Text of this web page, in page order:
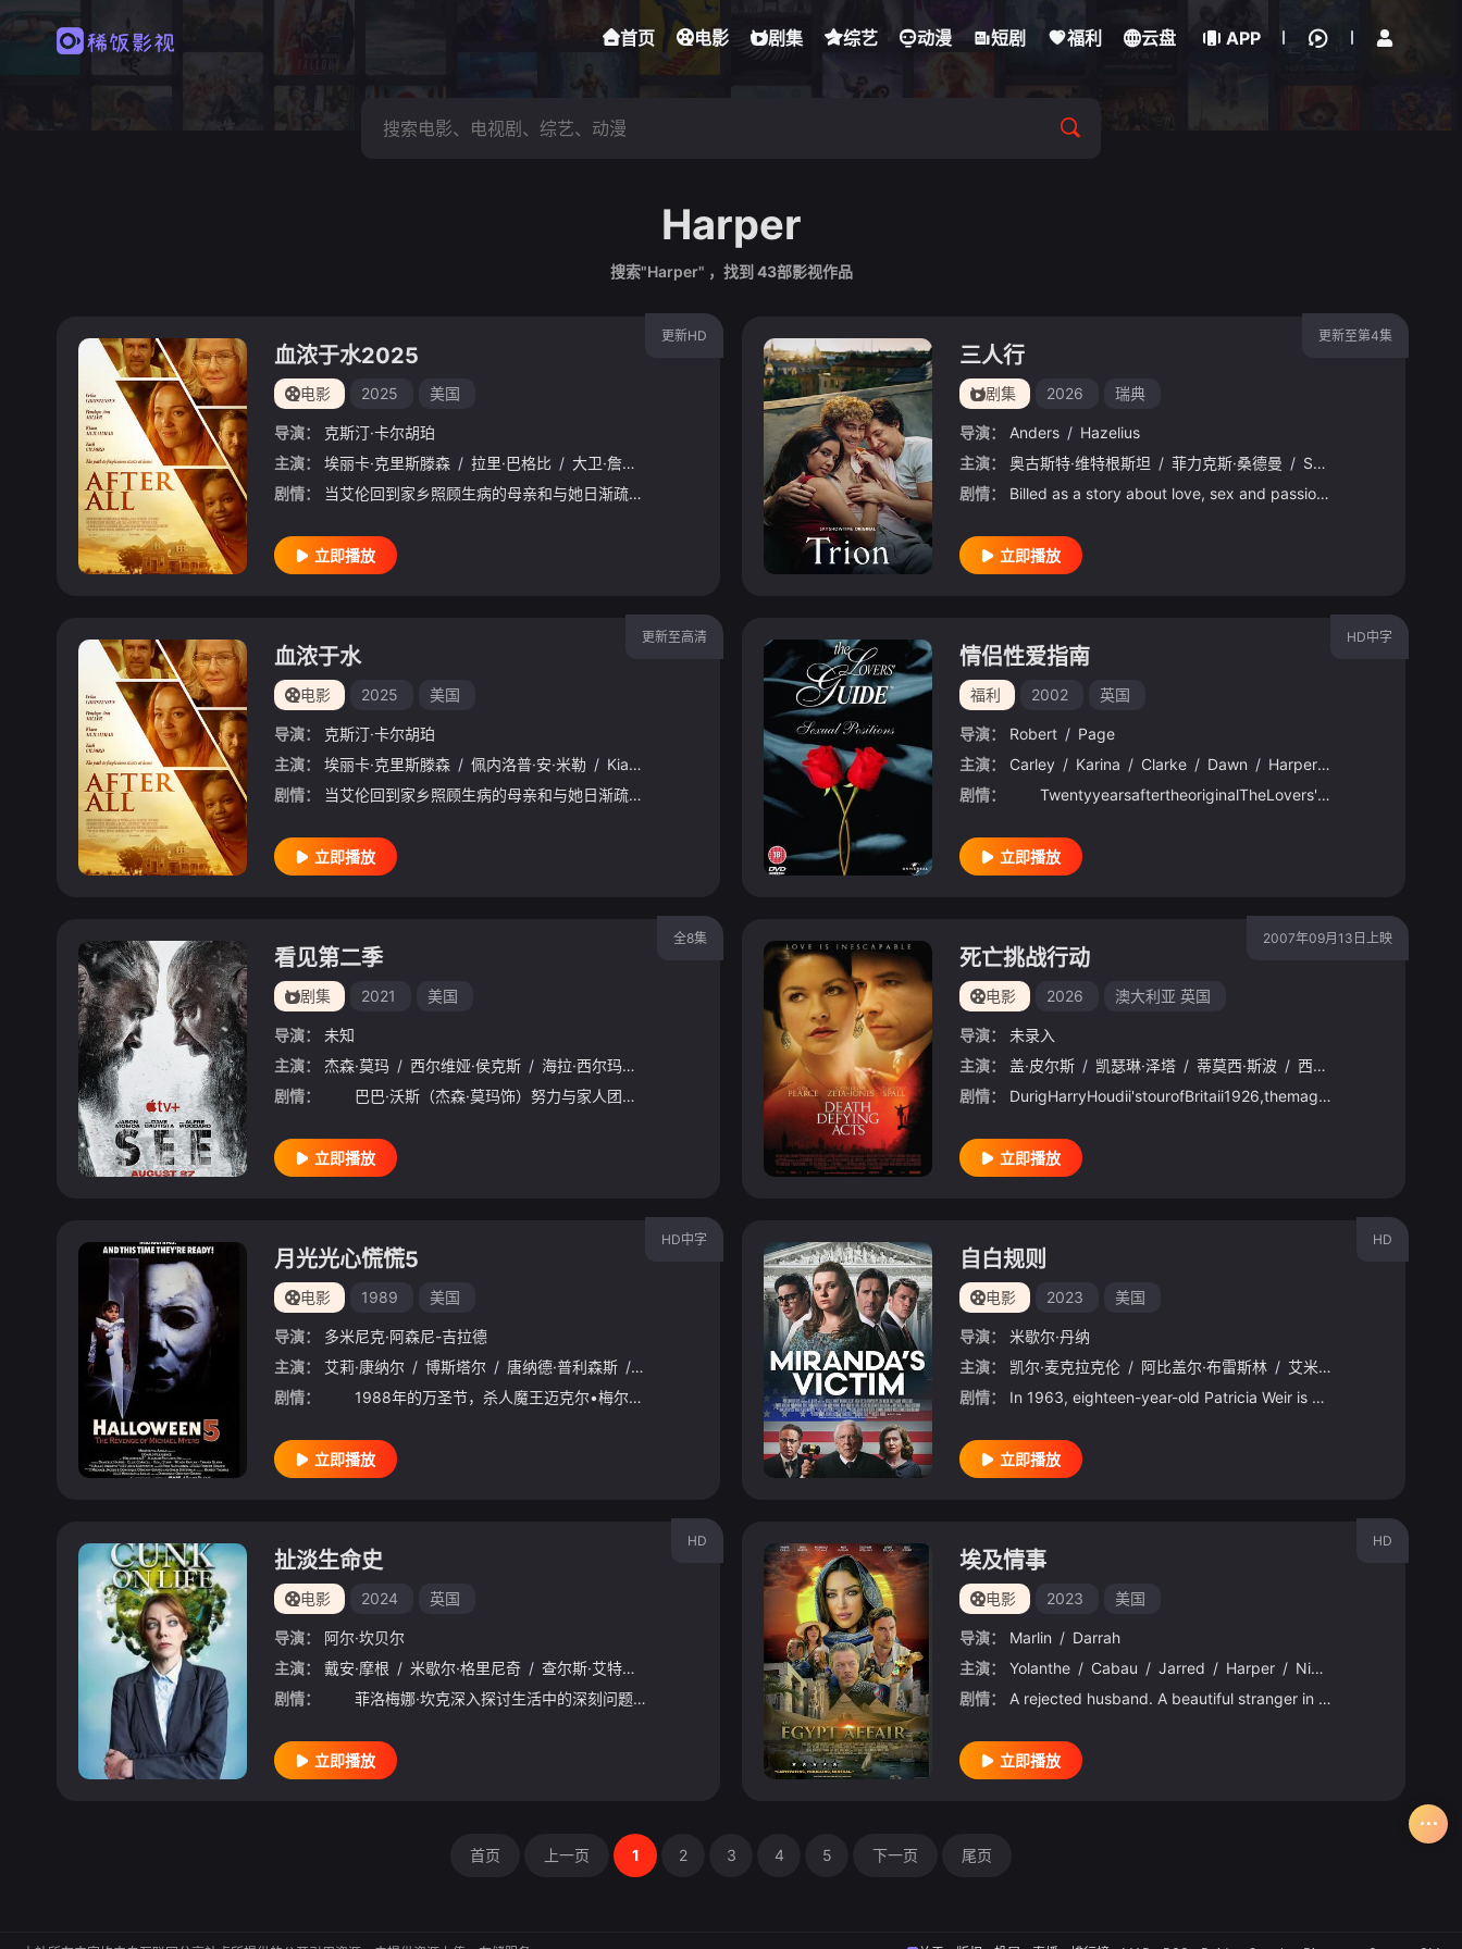
首页 电影 剧集 综艺 动漫 短剧 福利 云盘 APP
Harper
搜索"Harper" ，找到 43部影视作品
更新HD
血浓于水2025
电影 2025 美国
导演：
克斯汀·卡尔胡珀
主演：
埃丽卡·克里斯滕森 / 拉里·巴格比 / 大卫·詹姆斯·艾略特 谢拉·麦克康米克 / 安东尼·德尔·尼格罗 / 奥斯汀·麦肯齐 / 佩内洛普·安·米勒 / 扎克·吉尔福德
剧情：
当艾伦回到家乡照顾生病的母亲和与她日渐疏远的青春期女儿时，三代女性努力重建她们之间的亲密关系并与彼此和解。
立即播放
更新至第4集
三人行
剧集 2026 瑞典
导演： Anders / Hazelius
主演：
奥古斯特·维特根斯坦 / 菲力克斯·桑德曼 / Seth
剧情：
Billed as a story about love, sex and passion – a reflection of the meaning of life and the relentless passage of time, The Trio follows middle-aged Hugo. When he is approached by the daughter of both of his childhood loves, he is thrown back in time to a
立即播放
更新至高清
血浓于水
电影 2025 美国
导演：
克斯汀·卡尔胡珀
主演：
埃丽卡·克里斯滕森 / 佩内洛普·安·米勒 / Kiara 扎克·吉尔福德 / 大卫·詹姆斯·艾略特 / 谢拉·麦克康米克 / 迈克·奥麦利 / 詹妮弗·格里芬
剧情：
当艾伦回到家乡照顾生病的母亲和与她日渐疏远的青春期女儿时，三代女性努力重建她们之间的亲密关系并与彼此和解。
立即播放
HD中字
情侣性爱指南
福利 2002 英国
导演： Robert / Page
主演：
Carley / Karina / Clarke / Dawn / Harper /
剧情：
TwentyyearsaftertheoriginalTheLovers'GuideexplodedintothelivesoftheUKpublic,theground-breakingguid
立即播放
全8集
看见第二季
剧集 2021 美国
导演：
未知
主演：
杰森·莫玛 / 西尔维娅·侯克斯 / 海拉·西尔玛 / 阿奇·马德基 / 内斯塔·库珀 / 伊登·爱普斯坦 / 郑启蕙 / Olivia / Cheng / 李勋
剧情：
巴巴·沃斯（杰森·莫玛饰）努力与家人团聚。他疏远的兄弟伊多（戴夫·巴蒂斯塔饰）抓住了巴巴的女儿哈尼瓦，并发誓要报复他的兄弟。与此同时，巴耶王国和特里凡提亚共和国之间的战争威胁迫在眉睫，这将巴巴和他
立即播放
2007年09月13日上映
死亡挑战行动
电影 2026 澳大利亚 英国
导演：
未录入
主演：
盖·皮尔斯 / 凯瑟琳·泽塔 / 蒂莫西·斯波 / 西尔莎·罗南
剧情：
DurigHarryHoudii'stourofBritaii1926,themagiciaetersitoapassioateaffairwithaScottishwoma.本片根据哈里·胡迪尼的故事改编而成。胡迪尼是一位享誉国际的脱逃艺术家，能不可思议地从绳索、脚镣及手铐中脱困，同时他也是以魔术方法戳穿所谓“通灵术”的反伪科学先驱。影片主要讲述了1926年他在英国期间的生活。盖·皮尔斯饰演的胡迪尼，爱上了凯瑟琳·泽塔-琼斯所饰演的苏格兰女人，后者与女儿一起见证了胡迪尼母亲去世对其所造成的多年
立即播放
HD中字
月光光心慌慌5
电影 1989 美国
导演：
多米尼克·阿森尼-吉拉德
主演：
艾莉·康纳尔 / 博斯塔尔 / 唐纳德·普利森斯 / 丹妮尔·哈丽丝 Harper / Roisman / Karen Alston / Betty / Carvalho / Max / Robinson / Wendy
剧情：
1988年的万圣节，杀人魔王迈克尔•梅尔被警察射伤，几经周折，他逃到一条河边，并得到一位好心人的救治。一年时光转瞬即逝，伤愈的迈克尔如同僵死复苏的毒蛇一般杀掉救命恩人，并决定再次前往哈登菲尔德，向
立即播放
HD
自白规则
电影 2023 美国
导演：
米歇尔·丹纳
主演：
凯尔·麦克拉克伦 / 阿比盖尔·布雷斯林 / 艾米丽·万凯普
剧情：
In 1963, eighteen-year-old Patricia Weir is kidnapped and brutally raped. Committed to putting her a
立即播放
HD
扯淡生命史
电影 2024 英国
导演：
阿尔·坎贝尔
主演：
戴安·摩根 / 米歇尔·格里尼奇 / 查尔斯·艾特肯 / Ruth / Adams / 吉姆·艾尔-哈利利 / Rory / Bray / Stephen / Case / Ruth
剧情：
菲洛梅娜·坎克深入探讨生活中的深刻问题，从宇宙大爆炸到人工智能等主题展开研究，与学者和创意人士交流，同时以她标志性的误导性观察进行解读。
立即播放
HD
埃及情事
电影 2023 美国
导演： Marlin / Darrah
主演：
Yolanthe / Cabau / Jarred / Harper / Nick
剧情：
A rejected husband. A beautiful stranger in peril. A dangerous liaison. Two couples are enjoying a s
立即播放
首页 上一页 1 2 3 4 5 下一页 尾页